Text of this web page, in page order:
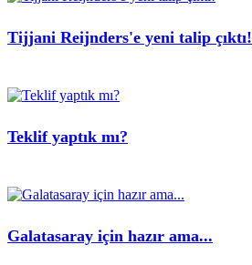
Tijjani Reijnders'e yeni talip çıktı!
Teklif yaptık mı?
Galatasaray için hazır ama...